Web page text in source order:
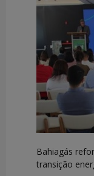
Bahiagás
transição